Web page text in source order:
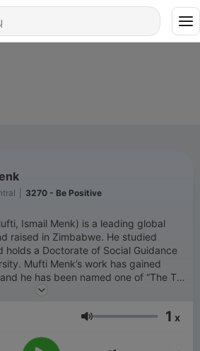
3270 - Be Positive
Ismail Menk) is a leading global
raised in Zimbabwe. He studied
holds a Doctorate of Social Guidance
gained
he has been named one of “The Top
in the World” since 2010. He has
and down to earth approach has
people with his much loved lecture
ระดับเสียง 1 x